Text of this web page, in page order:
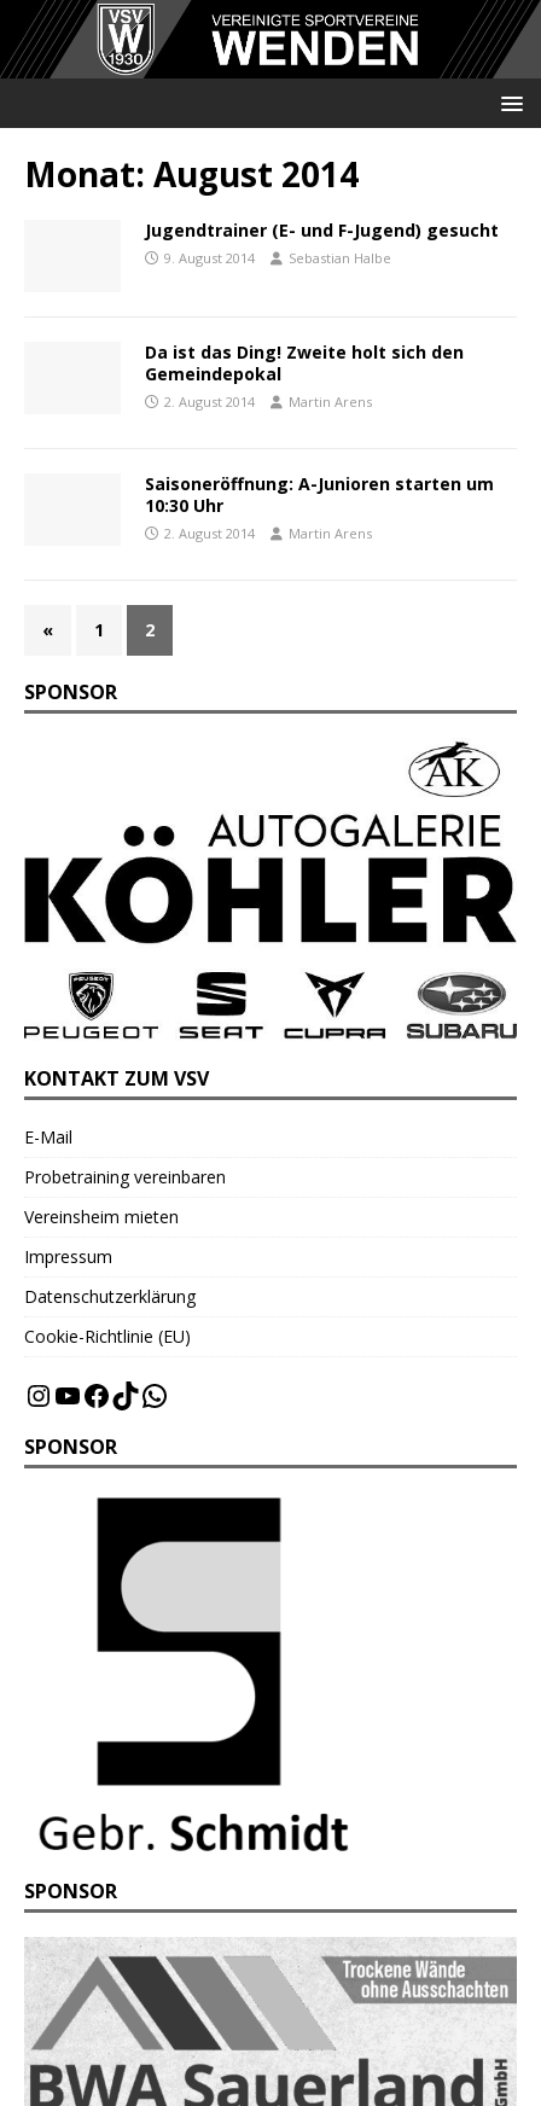
Monat: August 2014
Jugendtrainer (E- und F-Jugend) gesucht
9. August 2014 Sebastian Halbe
Da ist das Ding! Zweite holt sich den
Gemeindepokal
2. August 2014 Martin Arens
Saisoneröffnung: A-Junioren starten um
10:30 Uhr
2. August 2014 Martin Arens
« 1 2
SPONSOR
KONTAKT ZUM VSV
E-Mail
Probetraining vereinbaren
Vereinsheim mieten
Impressum
Datenschutzerklärung
Cookie-Richtlinie (EU)
SPONSOR
SPONSOR